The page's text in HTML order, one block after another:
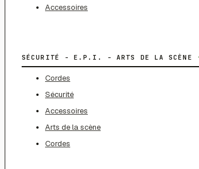
Accessoires
SÉCURITÉ - E.P.I. - ARTS DE LA SCÈNE
Cordes
Sécurité
Accessoires
Arts de la scène
Cordes